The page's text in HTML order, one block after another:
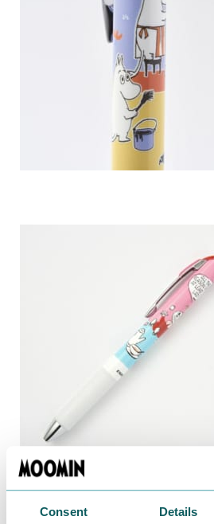
Consent Details